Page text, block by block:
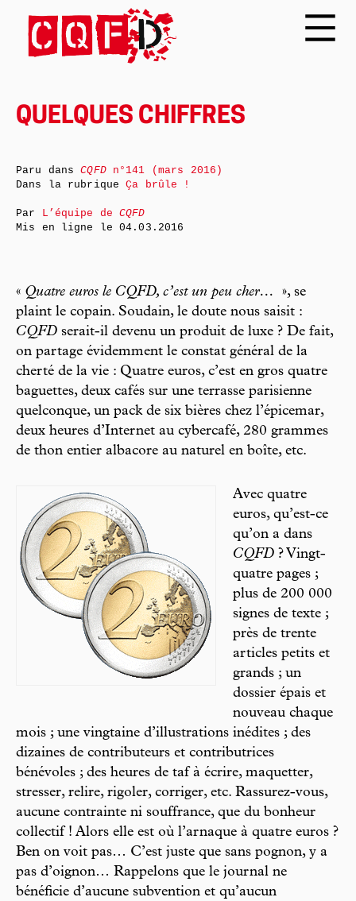
QUELQUES CHIFFRES
« Quatre euros le CQFD, c’est un peu cher…
», se
plaint le copain. Soudain, le doute nous saisit :
CQFD serait-il devenu un produit de luxe ? De fait,
on partage évidemment le constat général de la
cherté de la vie : Quatre euros, c’est en gros quatre
baguettes, deux cafés sur une terrasse parisienne
quelconque, un pack de six bières chez l’épicemar,
deux heures d’Internet au cybercafé, 280 grammes
de thon entier albacore au naturel en boîte, etc.
Avec quatre
euros, qu’est-ce
qu’on a dans
CQFD ? Vingt-
quatre pages ;
plus de 200 000
signes de texte ;
près de trente
articles petits et
grands ; un
dossier épais et
nouveau chaque
mois ; une vingtaine d’illustrations inédites ; des
dizaines de contributeurs et contributrices
bénévoles ; des heures de taf à écrire, maquetter,
stresser, relire, rigoler, corriger, etc. Rassurez-vous,
aucune contrainte ni souffrance, que du bonheur
collectif ! Alors elle est où l’arnaque à quatre euros ?
Ben on voit pas… C’est juste que sans pognon, y a
pas d’oignon… Rappelons que le journal ne
bénéficie d’aucune subvention et qu’aucun
Paru dansCQFDn°141 (mars 2016)
Dans la rubriqueÇa brûle !
Par L’équipe deCQFD
Mis en ligne le04.03.2016